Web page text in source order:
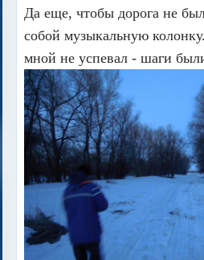
Да еще, чтобы дорога не
собой музыкальную
мной не успевал - шаги